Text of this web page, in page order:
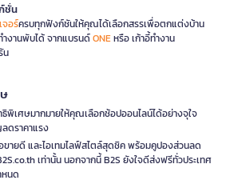
ชั่น
จอร์ครบทุกฟังก์ชันให้คุณได้เลือกสรรเพื่อตกแต่งบ้าน
ำงานพับได้ จากแบรนด์ONEหรือ เก้าอี้ทำงาน
น
ธิพิเศษมากมายให้คุณเลือกช้อปออนไลน์ได้อย่างจุใจ
ดราคาแรง
ขายดี และไอเทมไลฟ์สไตล์สุดชิค พร้อมคูปองส่วนลด
เท่านั้น นอกจากนี้ B2S ยังใจดีส่งฟรีทั่วประเทศ
นด